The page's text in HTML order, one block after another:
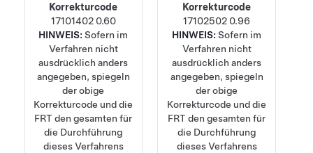
Korrekturcode
17101402 0.60
HINWEIS:Sofern im
Verfahren nicht
ausdrücklich anders
angegeben, spiegeln
der obige
Korrekturcode und die
FRT den gesamten für
die Durchführung
dieses Verfahrens
Korrekturcode
17102502 0.96
HINWEIS:Sofern im
Verfahren nicht
ausdrücklich anders
angegeben, spiegeln
der obige
Korrekturcode und die
FRT den gesamten für
die Durchführung
dieses Verfahrens